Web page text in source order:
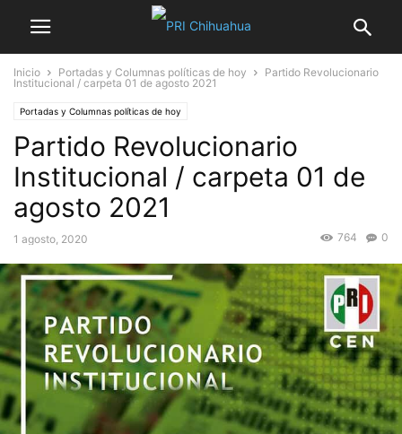
Inicio Portadas y Columnas políticas de hoy
Partido Revolucionario
Institucional / carpeta 01 de agosto 2021
Portadas y Columnas políticas de hoy
Partido Revolucionario
Institucional / carpeta 01 de
agosto 2021
1 agosto, 2020 0
764